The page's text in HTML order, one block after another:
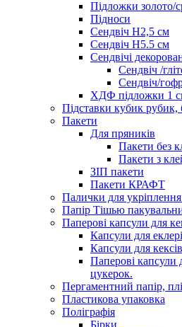
Підложки золото/
Підноси
Сендвіч H2,5 см
Сендвіч H5.5 см
Сендвічі
Сендвіч /
Сендвіч/
ХДФ підложки 1
Підставки кубик рубик,
Пакети
Для пряників
Пакети без
Пакети з
ЗІП пакети
Пакети КРАФТ
Палички для укріплення
Папір Тішью
Паперові капсули для
Капсули для
Капсули для
Паперові капсули
цукерок.
Пергаментний папір,
Пластикова упаковка
Поліграфія
Бірки